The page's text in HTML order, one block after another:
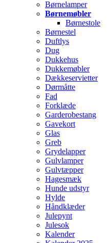
Børnelamper
Børnemøbler
Børnestole
Børnestel
Duftlys
Dug
Dukkehus
Dukkemøbler
Dækkeservietter
Dørmåtte
Fad
Forklæde
Garderobestang
Gavekort
Glas
Greb
Grydelapper
Gulvlamper
Gulvtæpper
Hagesmæk
Hunde udstyr
Hylde
Håndklæder
Julepynt
Julesok
Kalender